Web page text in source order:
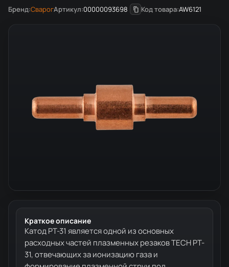
Бренд:СварогАртикул:00000093698 Код товара:AW6121
Краткое описание
Катод PT-31 является одной из основных
расходных частей плазменных резаков TECH PT-
31, отвечающих за ионизацию газа и